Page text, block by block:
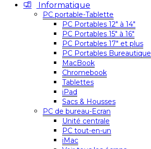
Informatique
PC portable-Tablette
PC Portables 12″ à 14″
PC Portables 15″ à 16″
PC Portables 17″ et plus
PC Portables Bureautique
MacBook
Chromebook
Tablettes
iPad
Sacs & Housses
PC de bureau-Ecran
Unité centrale
PC tout-en-un
iMac